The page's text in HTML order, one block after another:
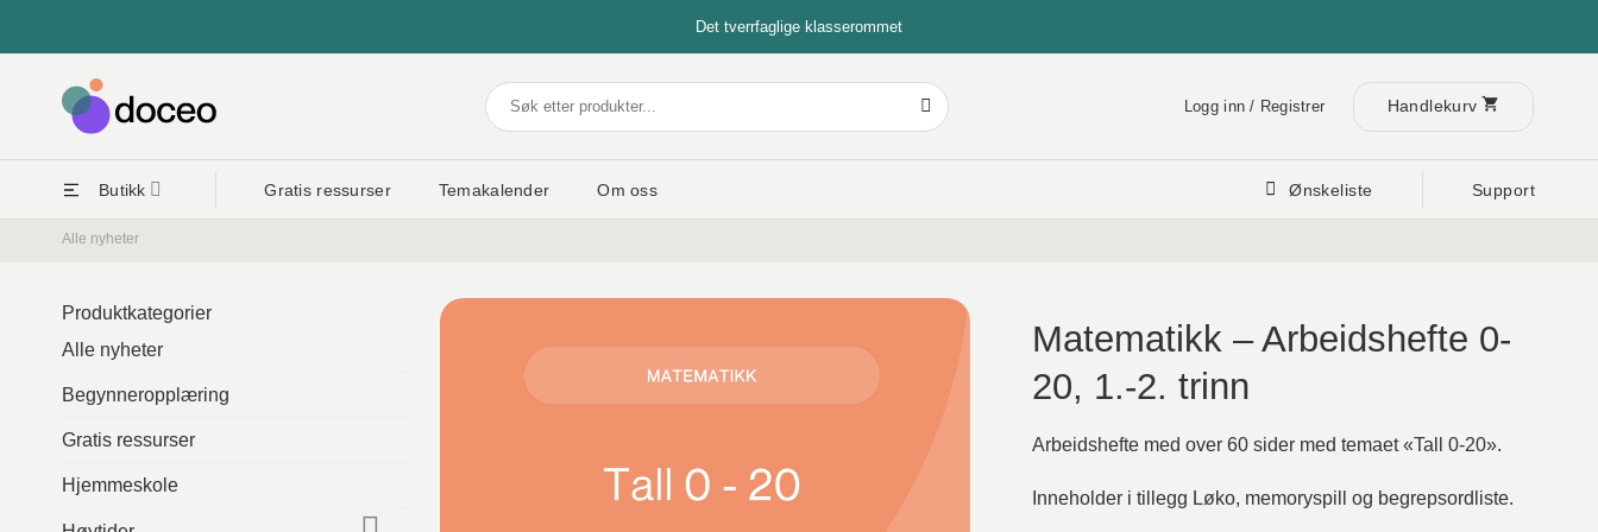
Det tverrfaglige klasserommet
Søk
etter:
Logg inn / Registrer Handlekurv
Butikk Gratis ressurser Temakalender Om oss Ønskeliste Support
Alle nyheter
Produktkategorier
Alle nyheter
Begynneropplæring
Gratis ressurser
Hjemmeskole
Matematikk – Arbeidshefte 0-
20, 1.-2. trinn
Arbeidshefte med over 60 sider med temaet «Tall 0-20».
Inneholder i tillegg Løko, memoryspill og begrepsordliste.